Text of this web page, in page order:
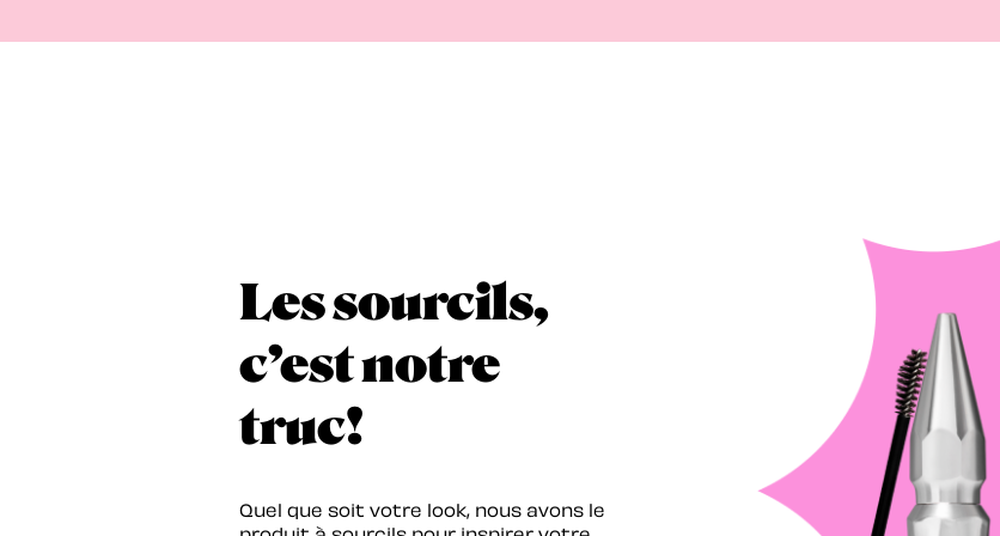
Les sourcils,
c’est notre
truc!
Quel que soit votre look, nous avons le